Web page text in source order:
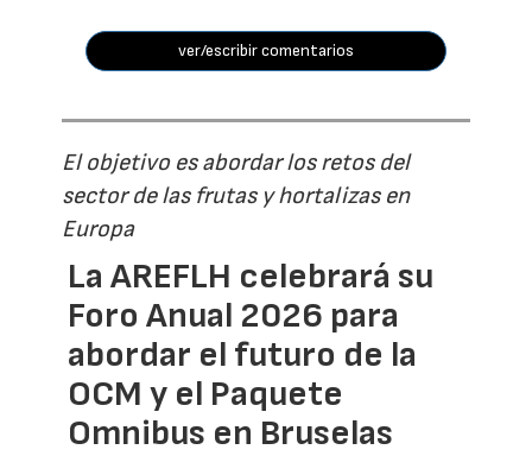
ver/escribir comentarios
El objetivo es abordar los retos del
sector de las frutas y hortalizas en
Europa
La AREFLH celebrará su
Foro Anual 2026 para
abordar el futuro de la
OCM y el Paquete
Omnibus en Bruselas